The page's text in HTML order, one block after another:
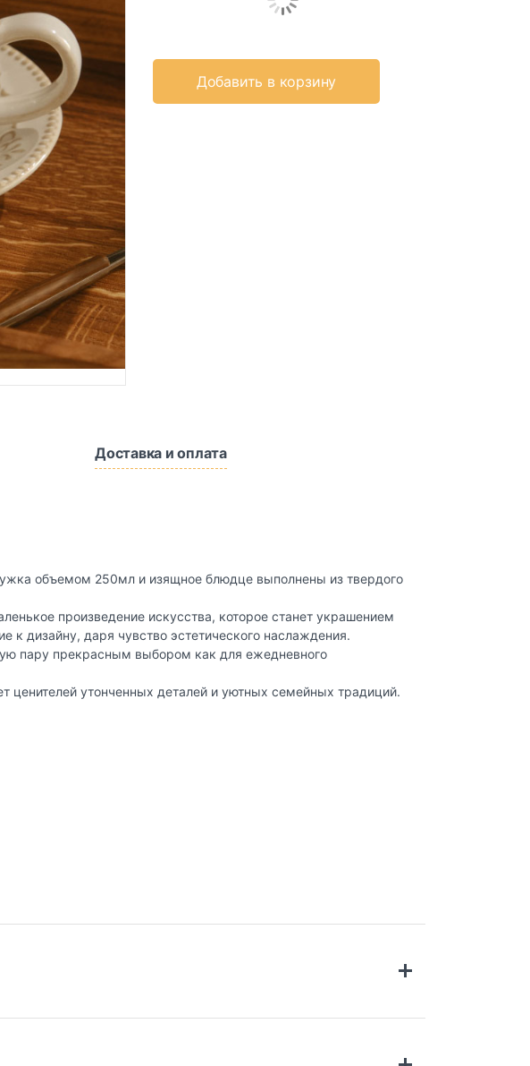
Добавить в корзину
Доставка и оплата
объемом 250мл и изящное блюдце выполнены из твердого
произведение искусства, которое станет украшением
к дизайну, даря чувство эстетического наслаждения.
пару прекрасным выбором как для ежедневного
ценителей утонченных деталей и уютных семейных традиций.
идеи дизайна для комфортной и наполненной жизни. Название